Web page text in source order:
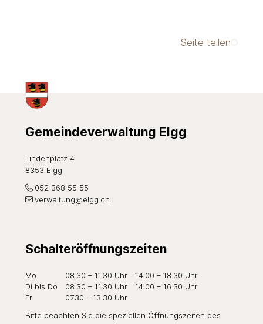
Seite teilen
Footer
Gemeindeverwaltung Elgg
Lindenplatz 4
8353 Elgg
052 368 55 55
verwaltung@elgg.ch
Schalteröffnungszeiten
Wochentag Öffnungszeiten Vormittag Öffnungszeiten
Mo 08.30 – 11.30 Uhr
14.00 – 18.30 Uhr
Di bis Do 08.30 – 11.30 Uhr
14.00 – 16.30 Uhr
Fr
07.30 – 13.30 Uhr
Bitte beachten Sie die speziellen Öffnungszeiten des